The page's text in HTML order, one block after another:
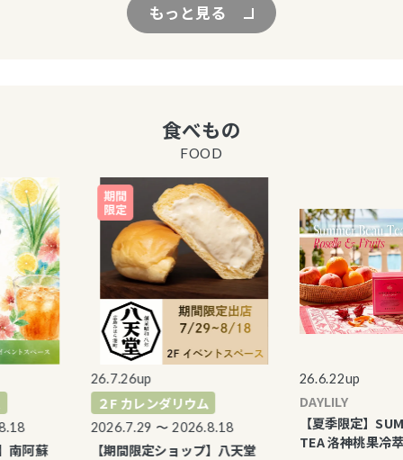
もっと見る
食べもの
FOOD
阿蘇
26.7.26up
２F カレンダリウム
2026.7.29 〜 2026.8.18
【期間限定ショップ】八天堂
26.6.22up
DAYLILY
【夏季限定】
TEA 洛神桃果冷萃茶